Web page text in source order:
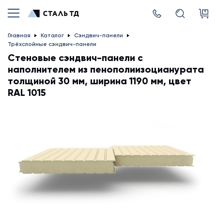
Главная Каталог
Сэндвич-панели
Трёхслойные сэндвич-панели
Стеновые сэндвич-панели с
наполнителем из пенополиизоцианурата
толщиной 30 мм, ширина 1190 мм, цвет
RAL 1015